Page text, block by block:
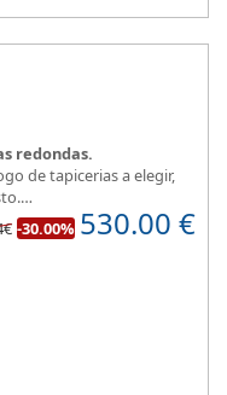
redondas.
de tapicerias a elegir,
para ofrecerte la base del
-30.00% 530.00 €